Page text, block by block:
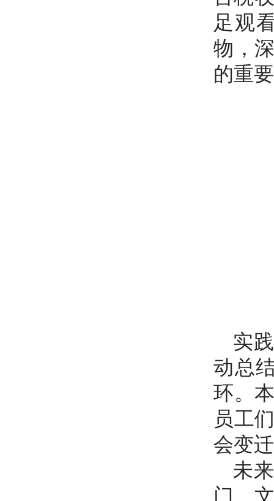
足观
物，
的重
实
动总
环。
员工
会变
未
门、